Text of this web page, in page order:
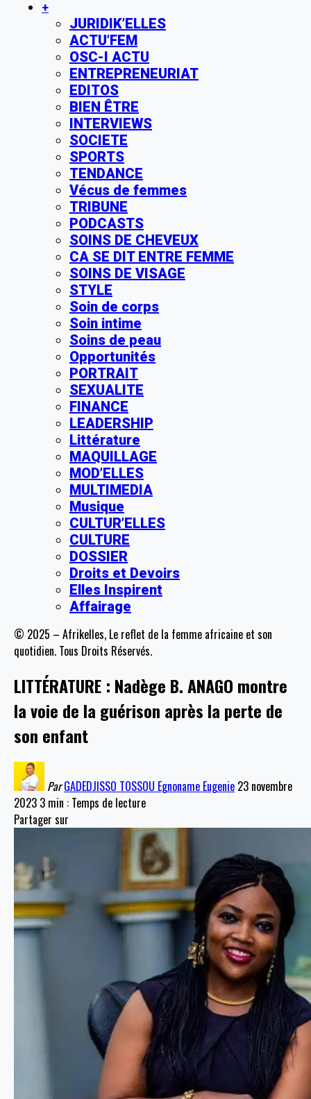
+
JURIDIK’ELLES
ACTU’FEM
OSC-I ACTU
ENTREPRENEURIAT
EDITOS
BIEN ÊTRE
INTERVIEWS
SOCIETE
SPORTS
TENDANCE
Vécus de femmes
TRIBUNE
PODCASTS
SOINS DE CHEVEUX
CA SE DIT ENTRE FEMME
SOINS DE VISAGE
STYLE
Soin de corps
Soin intime
Soins de peau
Opportunités
PORTRAIT
SEXUALITE
FINANCE
LEADERSHIP
Littérature
MAQUILLAGE
MOD’ELLES
MULTIMEDIA
Musique
CULTUR’ELLES
CULTURE
DOSSIER
Droits et Devoirs
Elles Inspirent
Affairage
© 2025 – Afrikelles, Le reflet de la femme africaine et son
quotidien. Tous Droits Réservés.
LITTÉRATURE : Nadège B. ANAGO montre
la voie de la guérison après la perte de
son enfant
Par GADEDJISSO TOSSOU Egnoname Eugenie 23 novembre
2023 3 min : Temps de lecture
Partager sur